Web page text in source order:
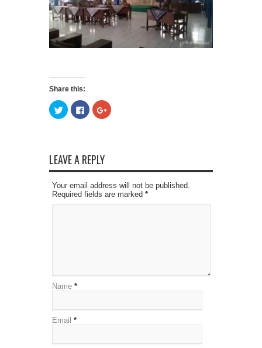
Share this:
Click
to
share
new
window)
Click
to
share
new
window)
Click
to
LEAVE A REPLY
Your email address will not be published.
Required fields are marked *
Name *
Email *